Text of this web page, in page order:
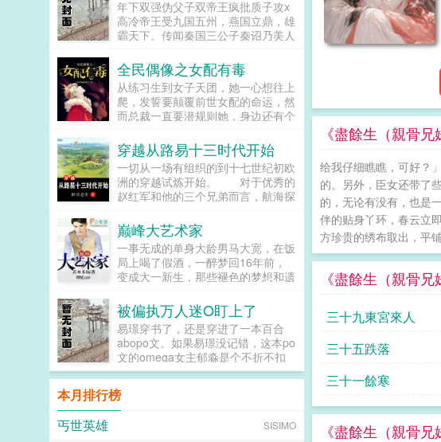
《盡餘生（親骨
给我仔细瞧瞧，可好？
的。另外，臣女还带了
的，无论有没有，也是
伴的贴身丫环，春云立
方珍贵的绣布取出，平
《盡餘生（親骨
三十九東宮來人
三十五跌落
三十一餘寒
《盡餘生（親骨
年下双强伪父子双帝王疯批质子攻x
高冷帝王受九国五州，燕国立鼎，雄
霸天下。传闻秦国三公子秦诏乃美人
心，便将他送去燕国作质子。几渡春
秋，万里霜寒。秦诏乖顺，颇得燕王
宠溺，于及冠年放他归去。哪知三个
月后，他竟扫平障碍，弑父即位。自
此后狼子野心，昭然若揭三载风云变
归化为一，却将精兵对准燕国。强破
宫门之日，未杀一名俘虏，未夺半只
鸡犬。燕王端坐，临视睥睨，不怒而
自威。二人对上视线，促狭中带着几
微眯，仍循着旧日称呼，质问声凛
冽，吾儿，如今可要杀了寡人？秦诏
俯身，骤然折膝跪了下去往日隐忍换
作桀骜，锋锐眉眼经年淬炼，越发显
得狠厉，但唇角柔情却化作了一抹
冠霞帔，金银珠玉贯满箱，另有玺印
一枚，权作信礼。儿臣秦诏笑的璀
璨，忽又改了口，朕，是来迎娶您回
家的。前期日常卖惨求宠博取父王怜
爱的质子攻x每天外冷内热宠溺带娃
的后爹受后期装乖假寐豺狼帝王攻x
高冷美强囚凤帝王受食用注意■时代
架春秋平行时期，称呼及势力地图有
私设。双方无任何亲缘关系，质子到
全民偶像之女配有毒
从练习生到女子天团，她一心想往上
爬，发誓要颠覆前世女配的命运，然
而总裁一直要潜规则她，身边还有个
穿越从路易十三时代开始
一切从一场有组织的到十七世纪初欧
洲的穿越试炼开始。 对于优秀的
赵红军和他的三个兄弟而言，航海探
前提是通过五百名额的试炼…...
巅峰大艺术家
一事无成的单身大龄男马大宽，在饭
局上喝了假酒，一醉梦回16年前，
变成大一新生，那些褪色的梦想和遗
家，做导演，收藏古玩字画，...
被偏执万人迷O盯上了
易璟穿书了，还是穿进了一本百合
abopo文。如果易璟没记错，这本po
文的omega女主郁淼是个不折不扣
的万人迷。所有见过郁淼的alpha都
无法克制对郁淼强取豪夺的冲动，即
使郁淼自己性格冷淡对那种事完全没
有兴趣，剧情也总会拐到那个方向，
而且每隔两三章会就换一批alpha，
本月排行榜
丐世英雄
SISIMO